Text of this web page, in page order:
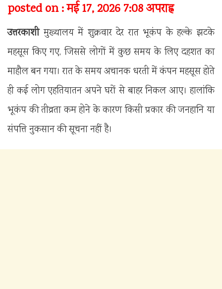
posted on : मई 17, 2026 7:08 अपराह्न
उत्तरकाशीमुख्यालय में शुक्रवार देर रात भूकंप के हल्के झटके
महसूस किए गए, जिससे लोगों में कुछ समय के लिए दहशत का
माहौल बन गया। रात के समय अचानक धरती में कंपन महसूस होते
ही कई लोग एहतियातन अपने घरों से बाहर निकल आए। हालांकि
भूकंप की तीव्रता कम होने के कारण किसी प्रकार की जनहानि या
संपत्ति नुकसान की सूचना नहीं है।